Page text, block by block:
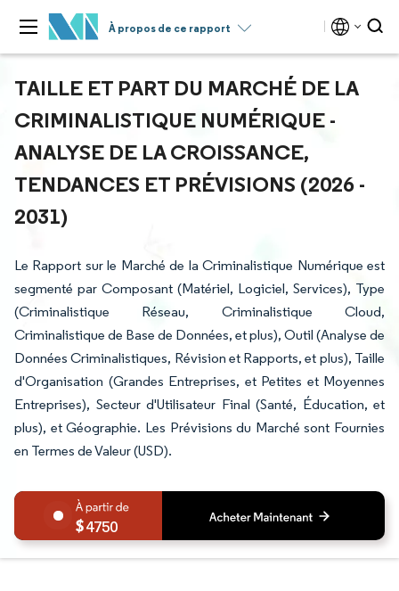
À propos de ce rapport
TAILLE ET PART DU MARCHÉ DE LA
CRIMINALISTIQUE NUMÉRIQUE -
ANALYSE DE LA CROISSANCE,
TENDANCES ET PRÉVISIONS (2026 -
2031)
Le Rapport sur le Marché de la Criminalistique Numérique est
segmenté par Composant (Matériel, Logiciel, Services), Type
(Criminalistique Réseau, Criminalistique Cloud,
Criminalistique de Base de Données, et plus), Outil (Analyse de
Données Criminalistiques, Révision et Rapports, et plus), Taille
d'Organisation (Grandes Entreprises, et Petites et Moyennes
Entreprises), Secteur d'Utilisateur Final (Santé, Éducation, et
plus), et Géographie. Les Prévisions du Marché sont Fournies
en Termes de Valeur (USD).
4750